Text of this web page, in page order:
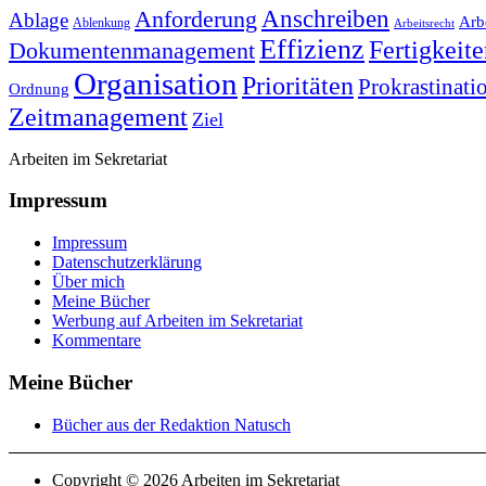
Ablage Ablenkung Anforderung Anschreiben Arbeitsrecht
DokumentenmanagementEffizienz
Ordnung Organisation Prioritäten
Zeitmanagement Ziel
Arbeiten im Sekretariat
Impressum
Impressum
Datenschutzerklärung
Über mich
Meine Bücher
Werbung auf Arbeiten im Sekretariat
Kommentare
Meine Bücher
Bücher aus der Redaktion Natusch
Copyright © 2026 Arbeiten im Sekretariat